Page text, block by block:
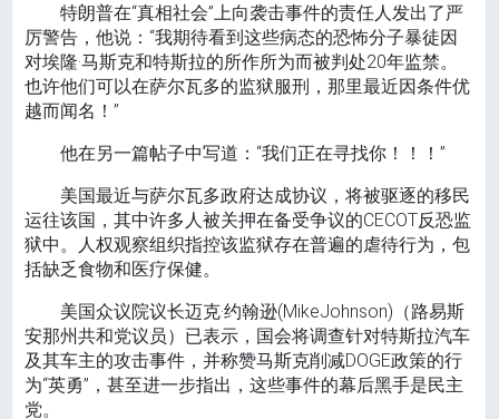
特朗普在“真相社会”上向袭击事件的责任人发出了严
厉警告，他说：“我期待看到这些病态的恐怖分子暴徒因
对埃隆·马斯克和特斯拉的所作所为而被判处20年监禁。
也许他们可以在萨尔瓦多的监狱服刑，那里最近因条件优
越而闻名！”
他在另一篇帖子中写道：“我们正在寻找你！！！”
美国最近与萨尔瓦多政府达成协议，将被驱逐的移民
运往该国，其中许多人被关押在备受争议的CECOT反恐监
狱中。人权观察组织指控该监狱存在普遍的虐待行为，包
括缺乏食物和医疗保健。
美国众议院议长迈克·约翰逊(MikeJohnson)（路易斯
安那州共和党议员）已表示，国会将调查针对特斯拉汽车
及其车主的攻击事件，并称赞马斯克削减DOGE政策的行
为“英勇”，甚至进一步指出，这些事件的幕后黑手是民主
党。